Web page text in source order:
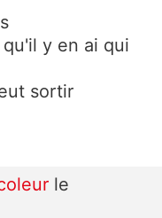
y en ai qui
sortir
le